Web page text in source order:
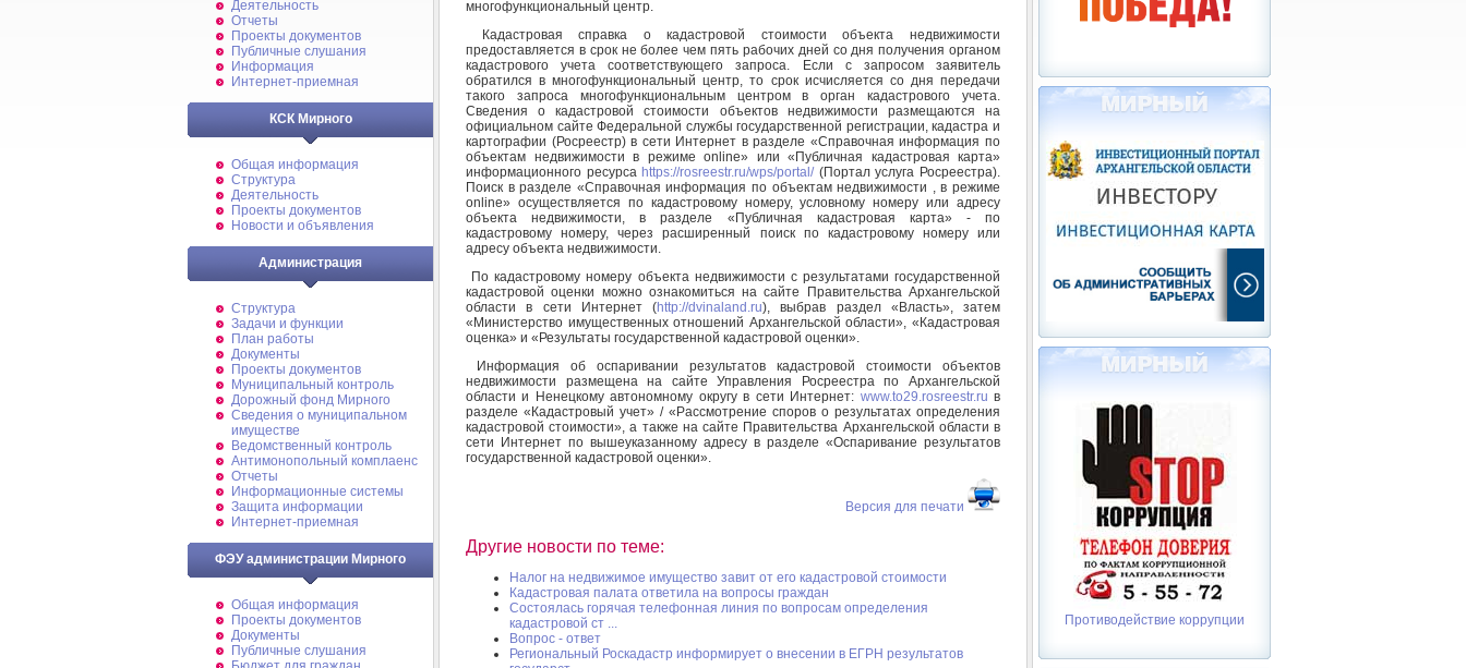
Деятельность
Отчеты
Проекты документов
Публичные слушания
Информация
Интернет-приемная
КСК Мирного
Общая информация
Структура
Деятельность
Проекты документов
Новости и объявления
Администрация
Структура
Задачи и функции
План работы
Документы
Проекты документов
Муниципальный контроль
Дорожный фонд Мирного
Cведения о муниципальном
имуществе
Ведомственный контроль
Антимонопольный комплаенс
Отчеты
Информационные системы
Защита информации
Интернет-приемная
ФЭУ администрации Мирного
Общая информация
Проекты документов
Документы
Публичные слушания
многофункциональный центр.
Кадастровая справка о кадастровой стоимости объекта недвижимости
предоставляется в срок не более чем пять рабочих дней со дня получения органом
кадастрового учета соответствующего запроса. Если с запросом заявитель
обратился в многофункциональный центр, то срок исчисляется со дня передачи
такого запроса многофункциональным центром в орган кадастрового учета.
Сведения о кадастровой стоимости объектов недвижимости размещаются на
официальном сайте Федеральной службы государственной регистрации, кадастра и
картографии (Росреестр) в сети Интернет в разделе «Справочная информация по
объектам недвижимости в режиме online» или «Публичная кадастровая карта»
информационного ресурсаhttps://rosreestr.ru/wps/portal/(Портал услуга Росреестра).
Поиск в разделе «Справочная информация по объектам недвижимости , в режиме
online» осуществляется по кадастровому номеру, условному номеру или адресу
объекта недвижимости, в разделе «Публичная кадастровая карта» - по
кадастровому номеру, через расширенный поиск по кадастровому номеру или
адресу объекта недвижимости.
По кадастровому номеру объекта недвижимости с результатами государственной
кадастровой оценки можно ознакомиться на сайте Правительства Архангельской
области в сети Интернет (http://dvinaland.ru), выбрав раздел «Власть», затем
«Министерство имущественных отношений Архангельской области», «Кадастровая
оценка» и «Результаты государственной кадастровой оценки».
Информация об оспаривании результатов кадастровой стоимости объектов
недвижимости размещена на сайте Управления Росреестра по Архангельской
области и Ненецкому автономному округу в сети Интернет: www.to29.rosreestr.ru в
разделе «Кадастровый учет» / «Рассмотрение споров о результатах определения
кадастровой стоимости», а также на сайте Правительства Архангельской области в
сети Интернет по вышеуказанному адресу в разделе «Оспаривание результатов
государственной кадастровой оценки».
Версия для печати
Другие новости по теме:
Налог на недвижимое имущество завит от его кадастровой стоимости
Кадастровая палата ответила на вопросы граждан
Состоялась горячая телефонная линия по вопросам определения
кадастровой ст ...
Вопрос - ответ
Региональный Роскадастр информирует о внесении в ЕГРН результатов
Противодействие коррупции